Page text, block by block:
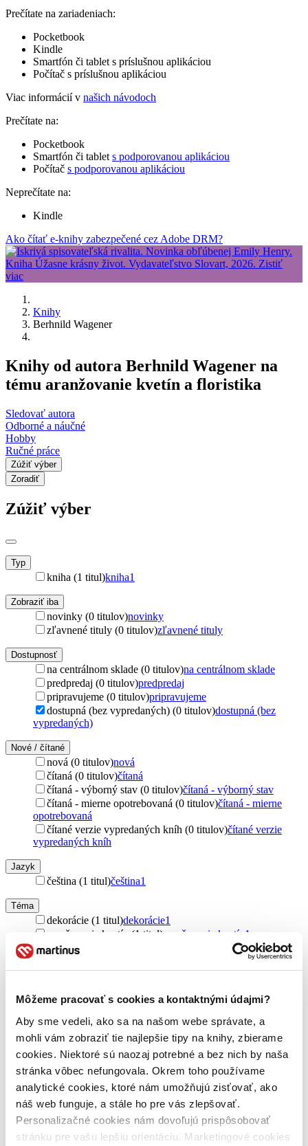
Môžeme pracovať s cookies a kontaktnými údajmi?
Aby sme vedeli, ako sa na našom webe správate, a
mohli vám zobraziť tie najlepšie tipy na knihy, zbierame
cookies. Niektoré sú naozaj potrebné a bez nich by naša
stránka vôbec nefungovala. Okrem toho používame
analytické cookies, ktoré nám umožňujú zisťovať, ako
náš web funguje, a stále ho pre vás zlepšovať.
Personalizačné cookies nám dovoľujú prispôsobovať
stránku pre vašu lepšiu orientáciu. Marketingové cookies
Prečítate na zariadeniach:
Pocketbook
Kindle
Smartfón či tablet s príslušnou aplikáciou
Počítač s príslušnou aplikáciou
Viac informácií v našich návodoch
Prečítate na:
Pocketbook
Smartfón či tablet s podporovanou aplikáciou
Počítač s podporovanou aplikáciou
Neprečítate na:
Kindle
Ako čítať e-knihy zabezpečené cez Adobe DRM?
Knihy
Berhnild Wagener
Knihy od autora Berhnild Wagener na
tému aranžovanie kvetín a floristika
Sledovať autora
Odborné a náučné
Hobby
Ručné práce
Zúžiť výber
Zoradiť
Zúžiť výber
Typ
kniha (1 titul)kniha1
Zobraziť iba
novinky (0 titulov)novinky
zľavnené tituly (0 titulov)zľavnené tituly
Dostupnosť
na centrálnom sklade (0 titulov)na centrálnom sklade
predpredaj (0 titulov)predpredaj
pripravujeme (0 titulov)pripravujeme
dostupná (bez vypredaných) (0 titulov)dostupná (bez
vypredaných)
Nové / čítané
nová (0 titulov)nová
čítaná (0 titulov)čítaná
čítaná - výborný stav (0 titulov)čítaná - výborný stav
čítaná - mierne opotrebovaná (0 titulov)čítaná - mierne
opotrebovaná
čítané verzie vypredaných kníh (0 titulov)čítané verzie
vypredaných kníh
Jazyk
čeština (1 titul)čeština1
Téma
dekorácie (1 titul)dekorácie1
aranžovanie kvetín (1 titul) aranžovanie kvetín 1
aranžovanie kvetín a floristika (1 titul)
aranžovanie kvetín a
Profi Press (1 titul)Profi Press1
Väzba
pevná väzba (1 titul)pevná väzba 1
Zoradiť